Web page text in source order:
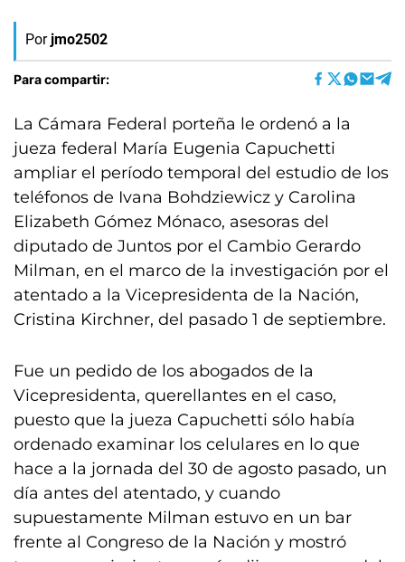
Por jmo2502
Para compartir:
La Cámara Federal porteña le ordenó a la
jueza federal María Eugenia Capuchetti
ampliar el período temporal del estudio de los
teléfonos de Ivana Bohdziewicz y Carolina
Elizabeth Gómez Mónaco, asesoras del
diputado de Juntos por el Cambio Gerardo
Milman, en el marco de la investigación por el
atentado a la Vicepresidenta de la Nación,
Cristina Kirchner, del pasado 1 de septiembre.
Fue un pedido de los abogados de la
Vicepresidenta, querellantes en el caso,
puesto que la jueza Capuchetti sólo había
ordenado examinar los celulares en lo que
hace a la jornada del 30 de agosto pasado, un
día antes del atentado, y cuando
supuestamente Milman estuvo en un bar
frente al Congreso de la Nación y mostró